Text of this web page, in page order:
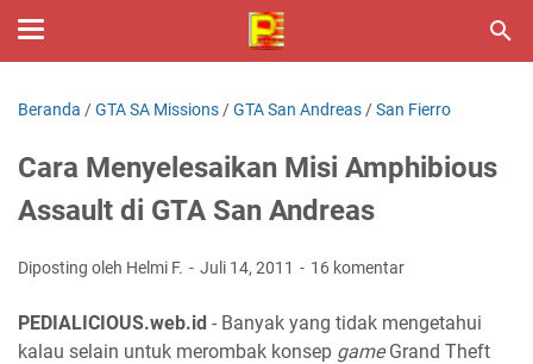
Beranda /GTA SA Missions /GTA San Andreas /San Fierro
Cara Menyelesaikan Misi Amphibious
Assault di GTA San Andreas
Diposting oleh Helmi F. Juli 14, 2011 16 komentar
PEDIALICIOUS.web.id - Banyak yang tidak mengetahui
kalau selain untuk merombak konsep gameGrand Theft